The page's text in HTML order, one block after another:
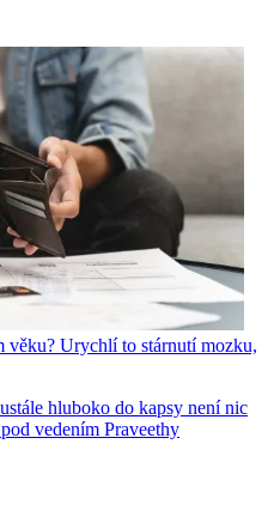
Urychlí to stárnutí mozku,
hluboko do kapsy není nic
vedením Praveethy